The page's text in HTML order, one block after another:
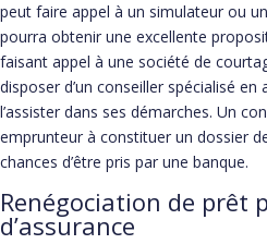
peut faire appel à un simulateur ou
pourra obtenir une excellente
faisant appel à une société de
disposer d’un conseiller spécialisé
l’assister dans ses démarches. Un
emprunteur à constituer un dossier
chances d’être pris par une banque.
Renégociation de prêt
d’assurance